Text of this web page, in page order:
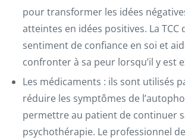
pour transformer les idées
atteintes en idées positives. La TCC
sentiment de confiance en soi et
confronter à sa peur lorsqu’il y est
Les médicaments : ils sont utilisés
réduire les symptômes de
permettre au patient de continuer
psychothérapie. Le professionnel